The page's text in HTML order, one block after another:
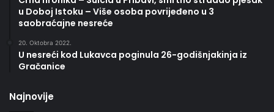
u Doboj Istoku – Više osoba povrijeđeno u 3
saobraćajne nesreće
20. Oktobra 2022.
U nesreći kod Lukavca poginula 26-godišnjakinja iz
Gračanice
Najnovije